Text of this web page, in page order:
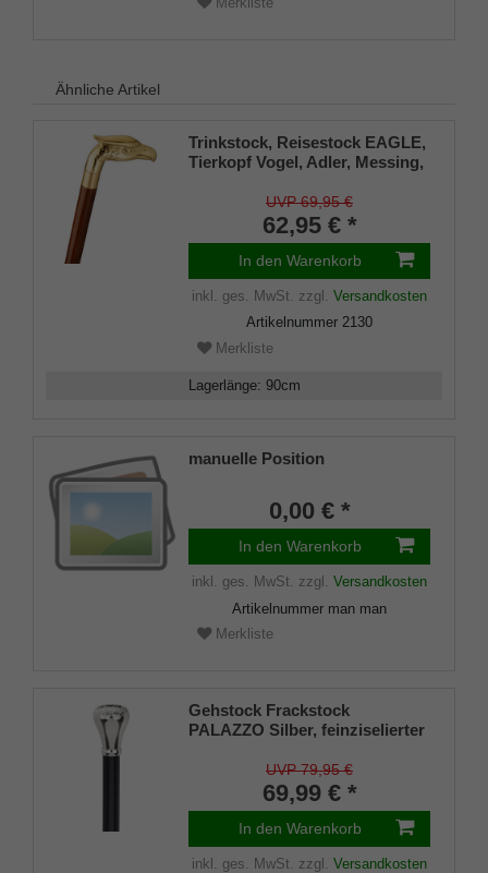
Ähnliche Artikel
Trinkstock, Reisestock EAGLE,
Tierkopf Vogel, Adler, Messing,
Wanderstock, teilbar,
Geheimfach, Damen, Herren,
Gummipuffer
UVP 69,95 €
62,95 € *
In den Warenkorb
inkl. ges. MwSt. zzgl. Versandkosten
Artikelnummer 2130
Merkliste
Lagerlänge: 90cm
manuelle Position
0,00 € *
In den Warenkorb
inkl. ges. MwSt. zzgl. Versandkosten
Artikelnummer man man
Merkliste
Gehstock Frackstock
PALAZZO Silber, feinziselierter
glanzverchromt, Stock aus
Buchenholz schwarz lackiert,
Gummipuffer.
UVP 79,95 €
69,99 € *
In den Warenkorb
inkl. ges. MwSt. zzgl. Versandkosten